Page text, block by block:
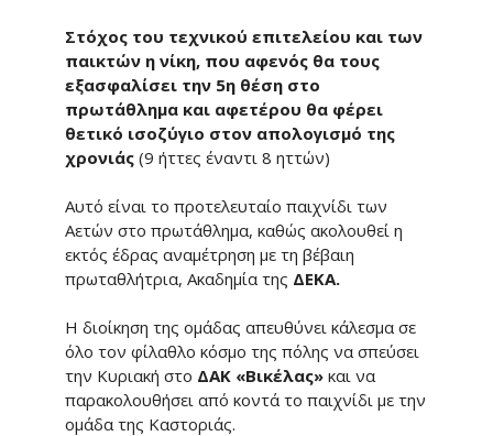
Στόχος του τεχνικού επιτελείου και των
παικτών η νίκη, που αφενός θα τους
εξασφαλίσει την 5η θέση στο
πρωτάθλημα και αφετέρου θα φέρει
θετικό ισοζύγιο στον απολογισμό της
χρονιάς(9 ήττες έναντι 8 ηττών)
Αυτό είναι το προτελευταίο παιχνίδι των
Αετών στο πρωτάθλημα, καθώς ακολουθεί η
εκτός έδρας αναμέτρηση με τη βέβαιη
πρωταθλήτρια, Ακαδημία της ΔΕΚΑ.
Η διοίκηση της ομάδας απευθύνει κάλεσμα σε
όλο τον φίλαθλο κόσμο της πόλης να σπεύσει
την Κυριακή στο ΔΑΚ «Βικέλας» και να
παρακολουθήσει από κοντά το παιχνίδι με την
ομάδα της Καστοριάς.